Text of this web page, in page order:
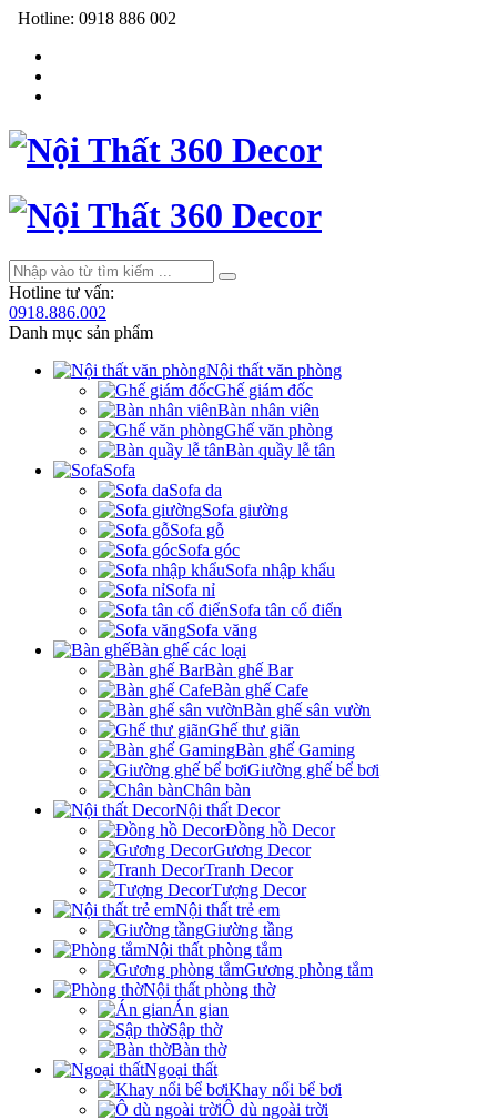
Hotline: 0918 886 002
Hotline tư vấn:
0918.886.002
Danh mục sản phẩm
Nội thất văn phòng
Ghế giám đốc
Bàn nhân viên
Ghế văn phòng
Bàn quầy lễ tân
Sofa
Sofa da
Sofa giường
Sofa gỗ
Sofa góc
Sofa nhập khẩu
Sofa nỉ
Sofa tân cổ điển
Sofa văng
Bàn ghế các loại
Bàn ghế Bar
Bàn ghế Cafe
Bàn ghế sân vườn
Ghế thư giãn
Bàn ghế Gaming
Giường ghế bể bơi
Chân bàn
Nội thất Decor
Đồng hồ Decor
Gương Decor
Tranh Decor
Tượng Decor
Nội thất trẻ em
Giường tầng
Nội thất phòng tắm
Gương phòng tắm
Nội thất phòng thờ
Án gian
Sập thờ
Bàn thờ
Ngoại thất
Khay nổi bể bơi
Ô dù ngoài trời